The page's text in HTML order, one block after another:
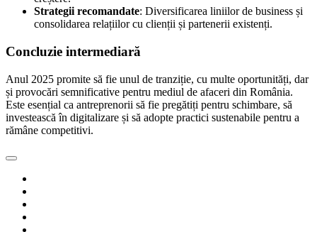
Strategii recomandate: Diversificarea liniilor de business și
consolidarea relațiilor cu clienții și partenerii existenți.
Concluzie intermediară
Anul 2025 promite să fie unul de tranziție, cu multe oportunități, dar
și provocări semnificative pentru mediul de afaceri din România.
Este esențial ca antreprenorii să fie pregătiți pentru schimbare, să
investească în digitalizare și să adopte practici sustenabile pentru a
rămâne competitivi.